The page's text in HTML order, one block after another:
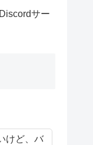
サー
けど、バ